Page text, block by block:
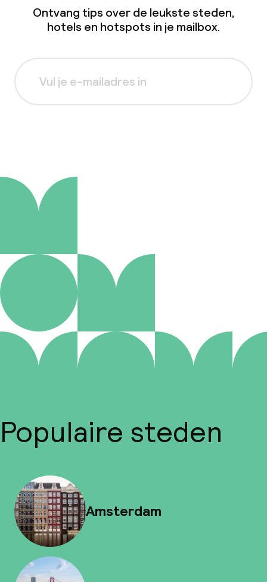
Ontvang tips over de leukste steden,
hotels en hotspots in je mailbox.
Populaire steden
Amsterdam